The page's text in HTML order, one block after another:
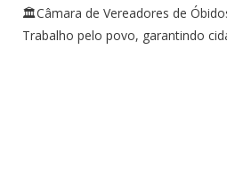
🏛Câmara de Vereadores de
Trabalho pelo povo, garantindo